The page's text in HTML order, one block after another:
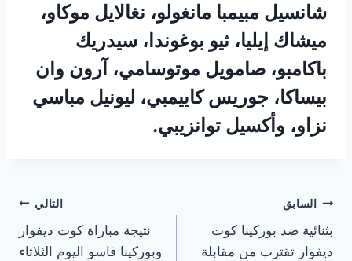
شانسيل مبيمبا مانغولو، نغالايل موكاو،
ميشاك إيليا، ثيو بوغوندا، سيدريك
باكامبو، صامويل موتوسامي، آرون وان
بيساكا، جوريس كاييمبي، ليونيل مباسي
نزاو، وأكسيل توانزيبي.
تصفّح
المقالات
السابق
بثنائية ضد بوركينا كوت
ديفوار تقترب من مقابلة
التالي
نتيجة مباراة كوت ديفوار
وبوركينا فاسو اليوم الثلاثاء